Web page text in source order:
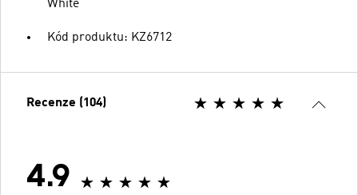
White
Kód produktu: KZ6712
Recenze (104)
4.9